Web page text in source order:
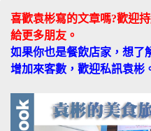
喜歡袁彬寫的文章嗎?歡迎
給更多朋友。
如果你也是餐飲店家，想了
增加來客數，歡迎私訊袁彬